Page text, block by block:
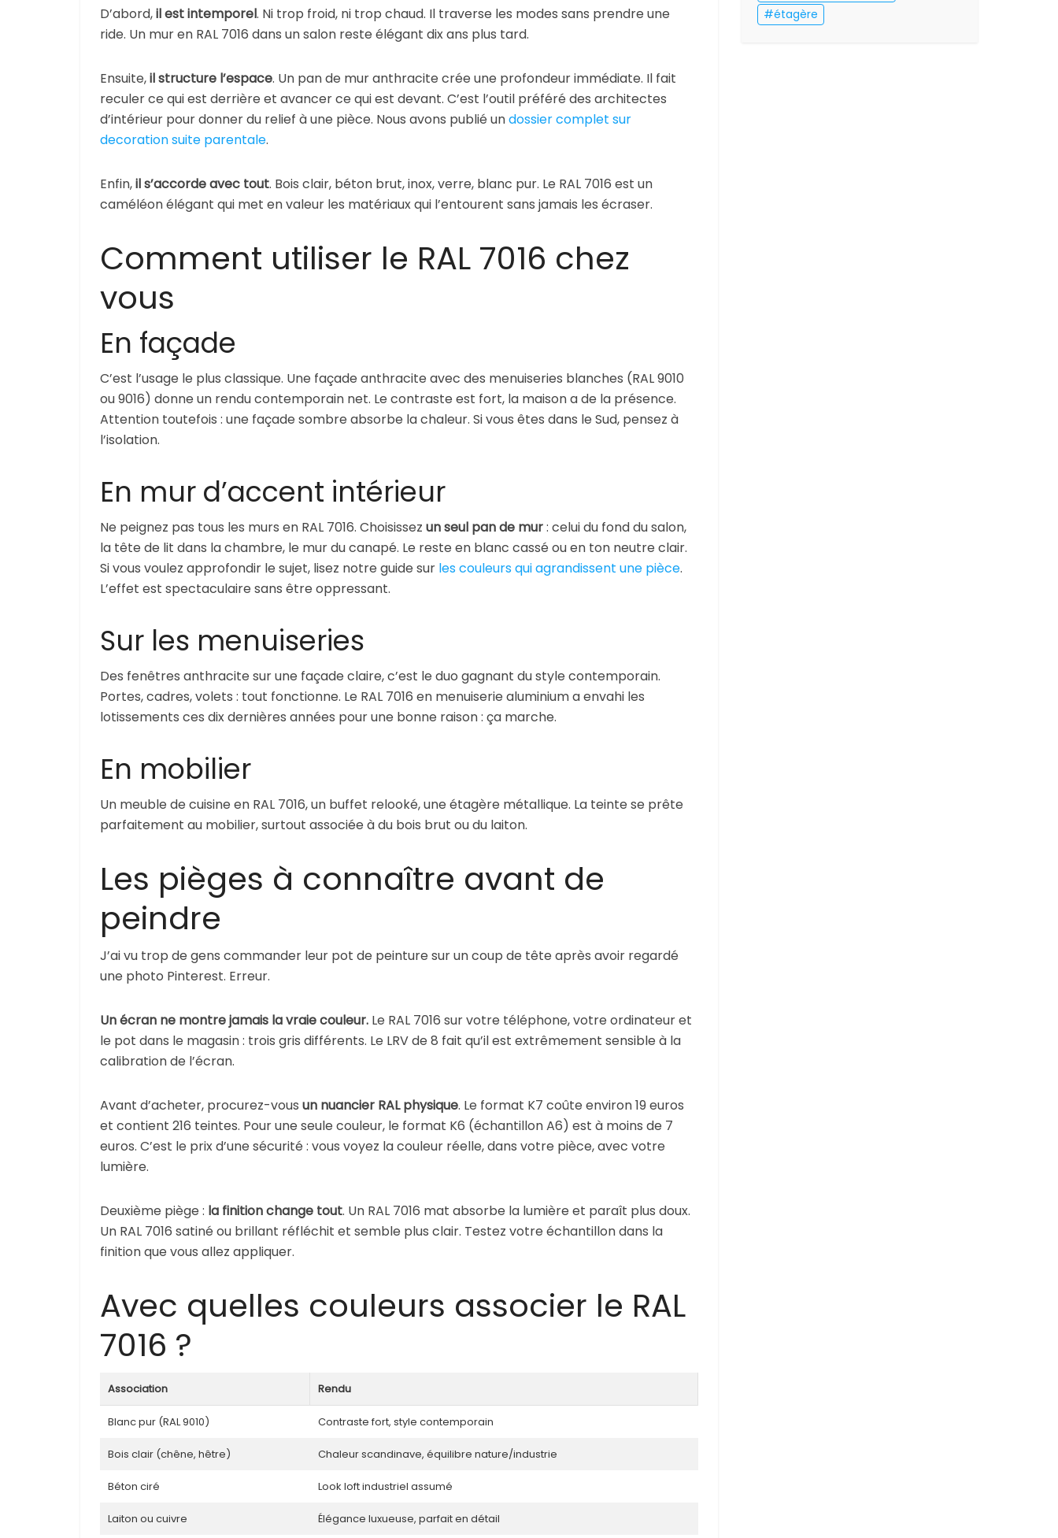
D’abord,il est intemporel. Ni trop froid, ni trop chaud. Il traverse les modes sans prendre une
ride. Un mur en RAL 7016 dans un salon reste élégant dix ans plus tard.
Ensuite,il structure l’espace. Un pan de mur anthracite crée une profondeur immédiate. Il fait
reculer ce qui est derrière et avancer ce qui est devant. C’est l’outil préféré des architectes
d’intérieur pour donner du relief à une pièce. Nous avons publié undossier complet sur
decoration suite parentale.
Enfin,il s’accorde avec tout. Bois clair, béton brut, inox, verre, blanc pur. Le RAL 7016 est un
caméléon élégant qui met en valeur les matériaux qui l’entourent sans jamais les écraser.
Comment utiliser le RAL 7016 chez
vous
En façade
C’est l’usage le plus classique. Une façade anthracite avec des menuiseries blanches (RAL 9010
ou 9016) donne un rendu contemporain net. Le contraste est fort, la maison a de la présence.
Attention toutefois : une façade sombre absorbe la chaleur. Si vous êtes dans le Sud, pensez à
l’isolation.
En mur d’accent intérieur
Ne peignez pas tous les murs en RAL 7016. Choisissez un seul pan de mur: celui du fond du salon,
la tête de lit dans la chambre, le mur du canapé. Le reste en blanc cassé ou en ton neutre clair.
Si vous voulez approfondir le sujet, lisez notre guide sur les couleurs qui agrandissent une pièce.
L’effet est spectaculaire sans être oppressant.
Sur les menuiseries
Des fenêtres anthracite sur une façade claire, c’est le duo gagnant du style contemporain.
Portes, cadres, volets : tout fonctionne. Le RAL 7016 en menuiserie aluminium a envahi les
lotissements ces dix dernières années pour une bonne raison : ça marche.
En mobilier
Un meuble de cuisine en RAL 7016, un buffet relooké, une étagère métallique. La teinte se prête
parfaitement au mobilier, surtout associée à du bois brut ou du laiton.
Les pièges à connaître avant de
peindre
J’ai vu trop de gens commander leur pot de peinture sur un coup de tête après avoir regardé
une photo Pinterest. Erreur.
Un écran ne montre jamais la vraie couleur. Le RAL 7016 sur votre téléphone, votre ordinateur et
le pot dans le magasin : trois gris différents. Le LRV de 8 fait qu’il est extrêmement sensible à la
calibration de l’écran.
Avant d’acheter, procurez-vous un nuancier RAL physique. Le format K7 coûte environ 19 euros
et contient 216 teintes. Pour une seule couleur, le format K6 (échantillon A6) est à moins de 7
euros. C’est le prix d’une sécurité : vous voyez la couleur réelle, dans votre pièce, avec votre
lumière.
Deuxième piège : la finition change tout. Un RAL 7016 mat absorbe la lumière et paraît plus doux.
Un RAL 7016 satiné ou brillant réfléchit et semble plus clair. Testez votre échantillon dans la
finition que vous allez appliquer.
Avec quelles couleurs associer le RAL
7016 ?
Association Rendu
Blanc pur (RAL 9010) Contraste fort, style contemporain
Bois clair (chêne, hêtre) Chaleur scandinave, équilibre nature/industrie
Béton ciré Look loft industriel assumé
Laiton ou cuivre Élégance luxueuse, parfait en détail
étagère